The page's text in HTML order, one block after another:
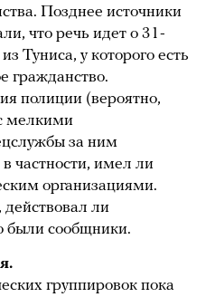
Позднее источники
что речь идет о 31-
Туниса, у которого есть
гражданство.
полиции (вероятно,
мелкими
за ним
частности, имел ли
организациями.
действовал ли
были сообщники.
группировок пока